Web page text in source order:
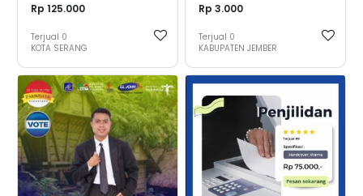
Rp 125.000
Terjual 0
KOTA SERANG
Rp 3.000
Terjual 0
KABUPATEN JEMBER